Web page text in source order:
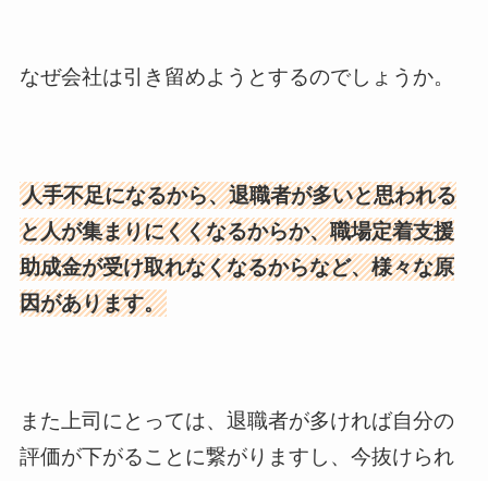
なぜ会社は引き留めようとするのでしょうか。
人手不足になるから、退職者が多いと思われる
と人が集まりにくくなるからか、職場定着支援
助成金が受け取れなくなるからなど、様々な原
因があります。
また上司にとっては、退職者が多ければ自分の
評価が下がることに繋がりますし、今抜けられ